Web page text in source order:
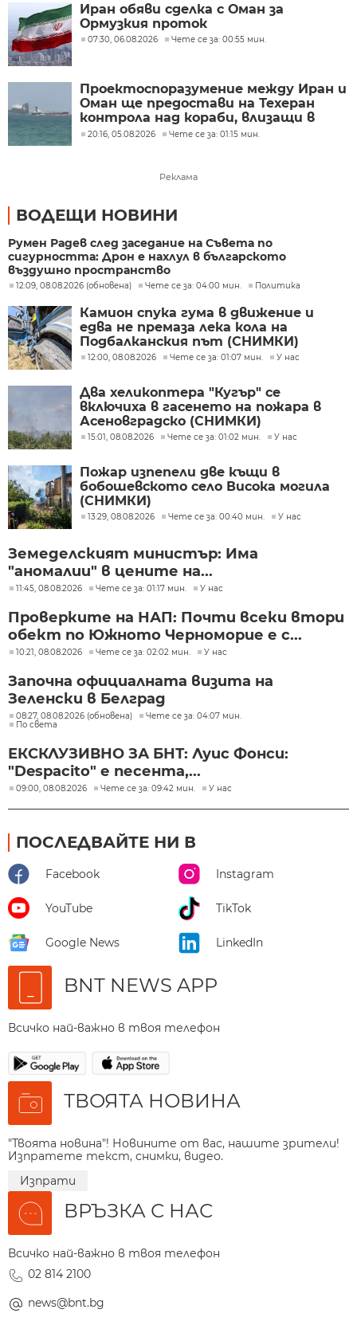
Иран обяви сделка с Оман за
Ормузкия проток
07:30, 06.08.2026 Чете се за: 00:55 мин.
Проектоспоразумение между Иран и
Оман ще предостави на Техеран
контрола над кораби, влизащи в
Персийския залив?
20:16, 05.08.2026 Чете се за: 01:15 мин.
Реклама
ВОДЕЩИ НОВИНИ
Румен Радев след заседание на Съвета по
сигурността: Дрон е нахлул в българското
въздушно пространство
12:09, 08.08.2026 (обновена) Чете се за: 04:00 мин. Политика
Камион спука гума в движение и
едва не премаза лека кола на
Подбалканския път (СНИМКИ)
12:00, 08.08.2026 Чете се за: 01:07 мин. У нас
Два хеликоптера "Кугър" се
включиха в гасенето на пожара в
Асеновградско (СНИМКИ)
15:01, 08.08.2026 Чете се за: 01:02 мин. У нас
Пожар изпепели две къщи в
бобошевското село Висока могила
(СНИМКИ)
13:29, 08.08.2026 Чете се за: 00:40 мин. У нас
Земеделският министър: Има
"аномалии" в цените на...
11:45, 08.08.2026 Чете се за: 01:17 мин. У нас
Проверките на НАП: Почти всеки втори
обект по Южното Черноморие е с...
10:21, 08.08.2026 Чете се за: 02:02 мин. У нас
Започна официалната визита на
Зеленски в Белград
08:27, 08.08.2026 (обновена)
Чете се за: 04:07 мин.
По света
ЕКСКЛУЗИВНО ЗА БНТ: Луис Фонси:
"Despacito" е песента,...
09:00, 08.08.2026 Чете се за: 09:42 мин. У нас
ПОСЛЕДВАЙТЕ НИ В
Facebook Instagram
YouTube TikTok
Google News LinkedIn
BNT NEWS APP
Всичко най-важно в твоя телефон
ТВОЯТА НОВИНА
"Твоята новина"! Новините от вас, нашите зрители!
Изпратете текст, снимки, видео.
Изпрати
ВРЪЗКА С НАС
Всичко най-важно в твоя телефон
02 814 2100
news@bnt.bg